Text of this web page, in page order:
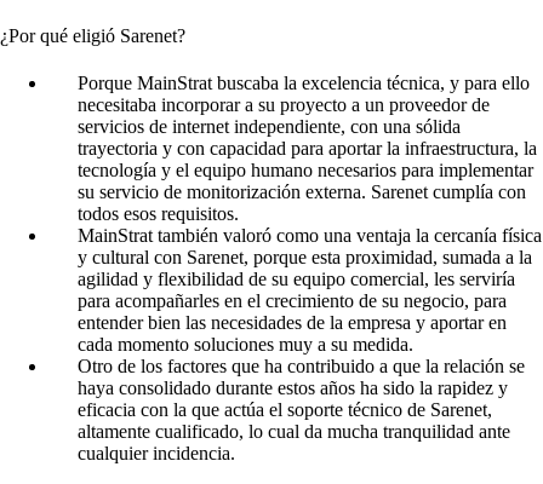
¿Por qué eligió Sarenet?
Porque MainStrat buscaba la excelencia técnica, y para ello
necesitaba incorporar a su proyecto a un proveedor de
servicios de internet independiente, con una sólida
trayectoria y con capacidad para aportar la infraestructura, la
tecnología y el equipo humano necesarios para implementar
su servicio de monitorización externa. Sarenet cumplía con
todos esos requisitos.
MainStrat también valoró como una ventaja la cercanía física
y cultural con Sarenet, porque esta proximidad, sumada a la
agilidad y flexibilidad de su equipo comercial, les serviría
para acompañarles en el crecimiento de su negocio, para
entender bien las necesidades de la empresa y aportar en
cada momento soluciones muy a su medida.
Otro de los factores que ha contribuido a que la relación se
haya consolidado durante estos años ha sido la rapidez y
eficacia con la que actúa el soporte técnico de Sarenet,
altamente cualificado, lo cual da mucha tranquilidad ante
cualquier incidencia.